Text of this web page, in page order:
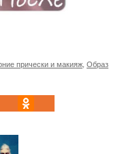
прически и макияж Образ